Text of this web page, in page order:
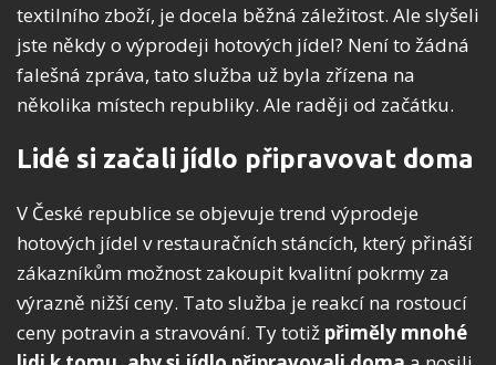
textilního zboží, je docela běžná záležitost. Ale slyšeli
jste někdy o výprodeji hotových jídel? Není to žádná
falešná zpráva, tato služba už byla zřízena na
několika místech republiky. Ale raději od začátku.
Lidé si začali jídlo připravovat doma
V České republice se objevuje trend výprodeje
hotových jídel v restauračních stáncích, který přináší
zákazníkům možnost zakoupit kvalitní pokrmy za
výrazně nižší ceny. Tato služba je reakcí na rostoucí
ceny potravin a stravování. Ty totiž přiměly mnohé